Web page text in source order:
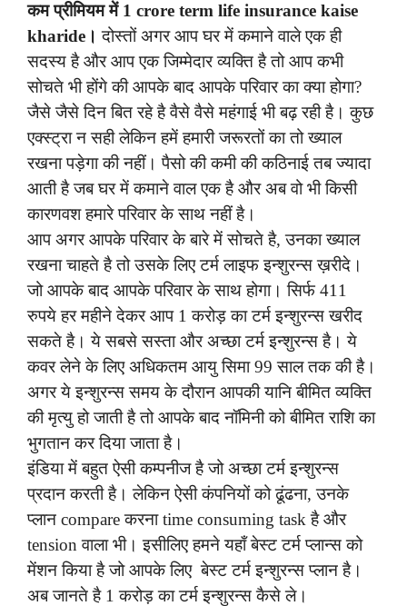
कम प्रीमियम में 1 crore term life insurance kaise
kharide।दोस्तों अगर आप घर में कमाने वाले एक ही
सदस्य है और आप एक जिम्मेदार व्यक्ति है तो आप कभी
सोचते भी होंगे की आपके बाद आपके परिवार का क्या होगा?
जैसे जैसे दिन बित रहे है वैसे वैसे महंगाई भी बढ़ रही है। कुछ
एक्स्ट्रा न सही लेकिन हमें हमारी जरूरतों का तो ख्याल
रखना पड़ेगा की नहीं। पैसो की कमी की कठिनाई तब ज्यादा
आती है जब घर में कमाने वाल एक है और अब वो भी किसी
कारणवश हमारे परिवार के साथ नहीं है।
आप अगर आपके परिवार के बारे में सोचते है, उनका ख्याल
रखना चाहते है तो उसके लिए टर्म लाइफ इन्शुरन्स ख़रीदे।
जो आपके बाद आपके परिवार के साथ होगा। सिर्फ 411
रुपये हर महीने देकर आप 1 करोड़ का टर्म इन्शुरन्स खरीद
सकते है। ये सबसे सस्ता और अच्छा टर्म इन्शुरन्स है। ये
कवर लेने के लिए अधिकतम आयु सिमा 99 साल तक की है।
अगर ये इन्शुरन्स समय के दौरान आपकी यानि बीमित व्यक्ति
की मृत्यु हो जाती है तो आपके बाद नॉमिनी को बीमित राशि का
भुगतान कर दिया जाता है।
इंडिया में बहुत ऐसी कम्पनीज है जो अच्छा टर्म इन्शुरन्स
प्रदान करती है। लेकिन ऐसी कंपनियों को ढूंढना, उनके
प्लान compare करना time consuming task है और
tension वाला भी। इसीलिए हमने यहाँ बेस्ट टर्म प्लान्स को
मेंशन किया है जो आपके लिए बेस्ट टर्म इन्शुरन्स प्लान है।
अब जानते है 1 करोड़ का टर्म इन्शुरन्स कैसे ले।